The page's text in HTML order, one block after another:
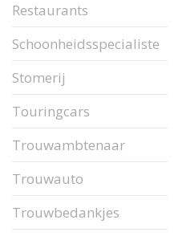
Restaurants
Schoonheidsspecialiste
Stomerij
Touringcars
Trouwambtenaar
Trouwauto
Trouwbedankjes